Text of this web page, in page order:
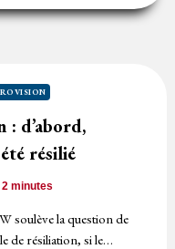
: d’abord,
résilié
minutes
soulève la question de
de résiliation, si le…